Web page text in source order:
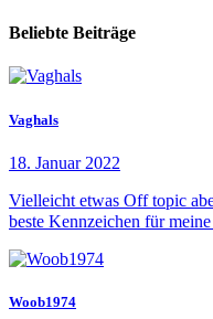
Beliebte Beiträge
Vaghals
18. Januar 2022
Vielleicht etwas Off topic
beste Kennzeichen für
Woob1974